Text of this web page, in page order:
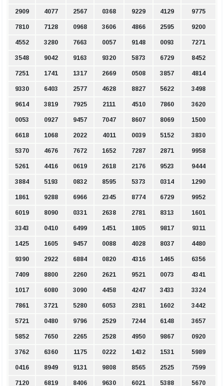
2909 4077 2567 0368 9229 4129 9775
7810 7128 0968 3606 4866 2595 9200
4552 3280 7663 0057 9148 0093 7271
3548 9042 9163 9320 5873 6729 8452
7251 1741 1317 2669 0508 3857 4814
9330 6403 2577 4628 8827 5622 3498
9614 3819 7925 2111 4510 7860 3620
0053 0927 9457 7047 8607 8069 1500
6618 1068 2022 4011 0039 5152 3830
5370 4676 7672 1652 7287 2871 9958
5261 4416 0619 2618 2176 9523 9444
3884 5193 0832 8595 5373 0314 1290
1861 9288 6966 2345 8774 6729 9952
6019 8090 0331 2638 2781 8313 1601
3343 0410 6499 1451 1805 9817 9311
1425 1605 9457 0088 4028 8037 4480
9390 2922 6884 0820 4316 1465 6356
7409 8800 2260 2621 9521 0073 4341
1017 6080 3090 4458 4247 3433 3324
7861 3721 5280 6053 2381 1602 3442
5721 0480 9796 2529 7244 6148 3657
5852 7650 2265 2528 4950 9867 0920
3762 6360 1175 0222 1432 1531 5989
0416 8949 9131 9808 8565 2525 7599
7120 6819 8406 9630 6021 5388 5670